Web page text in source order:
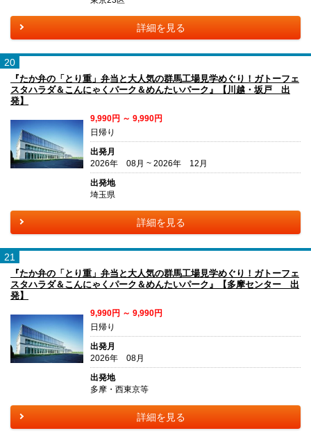
詳細を見る
20
『たか弁の「とり重」弁当と大人気の群馬工場見学めぐり！ガトーフェ
スタハラダ＆こんにゃくパーク＆めんたいパーク』【川越・坂戸 出
発】
9,990円 ～ 9,990円
日帰り
出発月
2026年 08月 ~ 2026年 12月
出発地
埼玉県
詳細を見る
21
『たか弁の「とり重」弁当と大人気の群馬工場見学めぐり！ガトーフェ
スタハラダ＆こんにゃくパーク＆めんたいパーク』【多摩センター 出
発】
9,990円 ～ 9,990円
日帰り
出発月
2026年 08月
出発地
多摩・西東京等
詳細を見る